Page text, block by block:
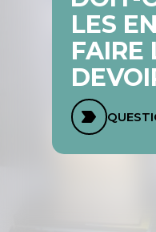
LES
FAIRE